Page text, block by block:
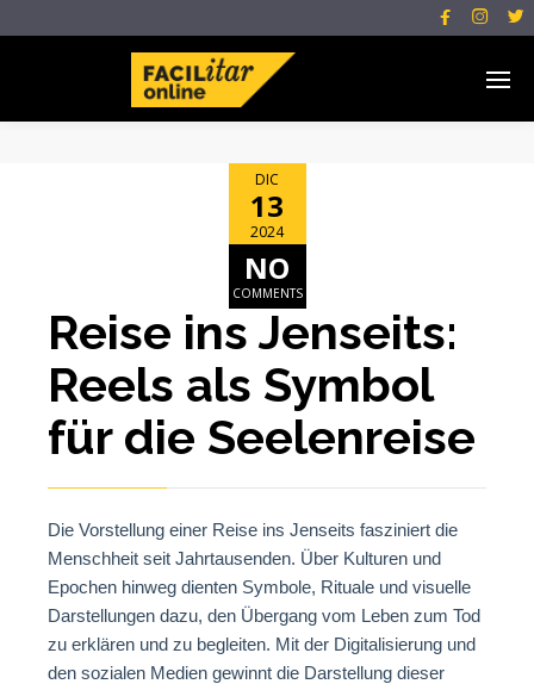
  
DIC
13
2024
NO
COMMENTS
Reise ins Jenseits:
Reels als Symbol
für die Seelenreise
Die Vorstellung einer Reise ins Jenseits fasziniert die
Menschheit seit Jahrtausenden. Über Kulturen und
Epochen hinweg dienten Symbole, Rituale und visuelle
Darstellungen dazu, den Übergang vom Leben zum Tod
zu erklären und zu begleiten. Mit der Digitalisierung und
den sozialen Medien gewinnt die Darstellung dieser